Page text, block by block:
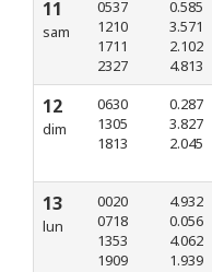
11
sam
0537
1210
1711
2327
0.585
3.571
2.102
4.813
12
dim
0630
1305
1813
0.287
3.827
2.045
13
lun
0020
0718
1353
1909
4.932
0.056
4.062
1.939